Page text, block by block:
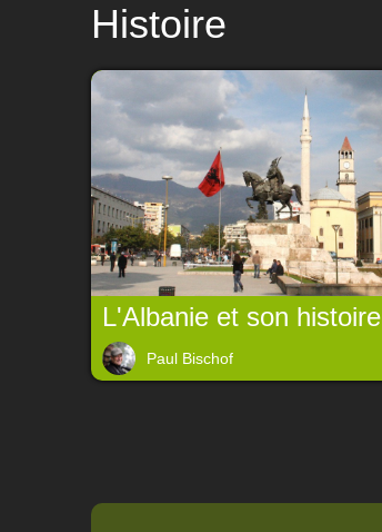
Histoire
L'Albanie et son histoire
Paul Bischof